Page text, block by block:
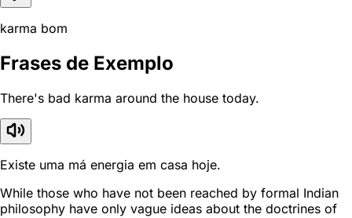
karma bom
Frases de Exemplo
There's bad karma around the house today.
Existe uma má energia em casa hoje.
While those who have not been reached by formal Indian
philosophy have only vague ideas about the doctrines of